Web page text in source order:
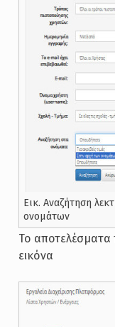
Εικ. Αναζήτηση
ονομάτων
Το αποτελέσματα
εικόνα